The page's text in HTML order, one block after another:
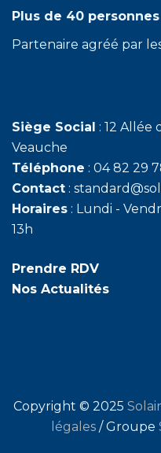
Plus de 40 personnes
Partenaire agréé par
Siège Social : 12 Allée
Veauche
Téléphone : 04 82 29
Contact :
Horaires : Lundi -
13h
Prendre RDV
Nos Actualités
Copyright © 2025
légales/ Groupe